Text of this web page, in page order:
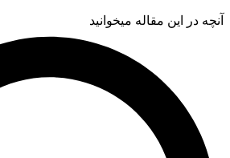
در این مقاله میخوانید